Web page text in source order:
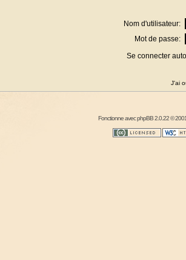
Nom d'utilisateur:
Mot de passe:
Se connecter
J'ai
Fonctionne avecphpBB2.0.22 ©